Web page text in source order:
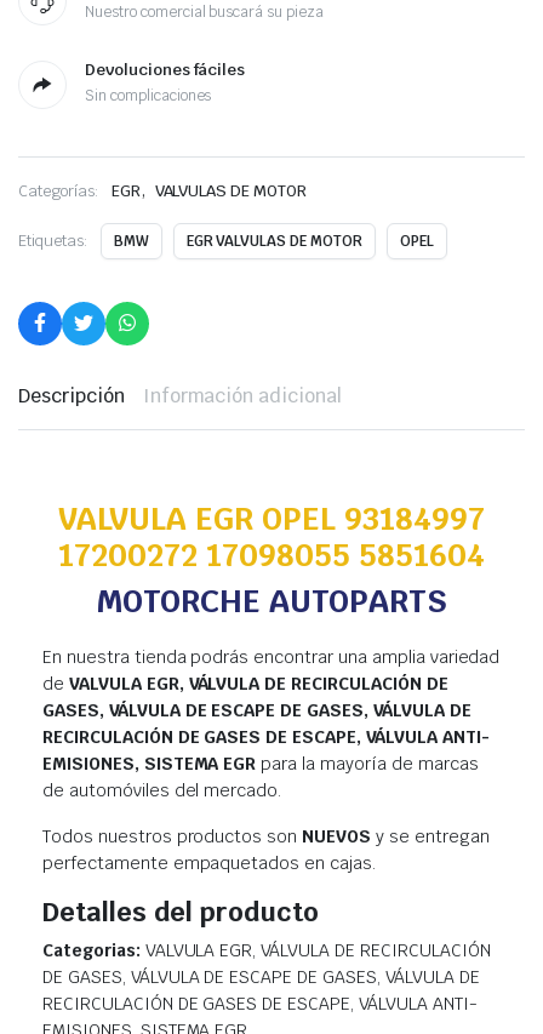
Nuestro comercial buscará su pieza
Devoluciones fáciles
Sin complicaciones
Categorías: EGR, VALVULAS DE MOTOR
Etiquetas: BMW EGR VALVULAS DE MOTOR OPEL
Descripción Información adicional
VALVULA EGR OPEL 93184997
17200272 17098055 5851604
MOTORCHE AUTOPARTS
En nuestra tienda podrás encontrar una amplia variedad
de VALVULA EGR, VÁLVULA DE RECIRCULACIÓN DE
GASES, VÁLVULA DE ESCAPE DE GASES, VÁLVULA DE
RECIRCULACIÓN DE GASES DE ESCAPE, VÁLVULA ANTI-
EMISIONES, SISTEMA EGR para la mayoría de marcas
de automóviles del mercado.
Todos nuestros productos son NUEVOS y se entregan
perfectamente empaquetados en cajas.
Detalles del producto
Categorias: VALVULA EGR, VÁLVULA DE RECIRCULACIÓN
DE GASES, VÁLVULA DE ESCAPE DE GASES, VÁLVULA DE
RECIRCULACIÓN DE GASES DE ESCAPE, VÁLVULA ANTI-